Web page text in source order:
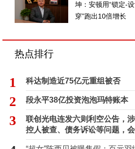
坤：安顿用“锁定-
穿”跑出10倍增长
热点排行
1 科达制造近75亿元重组被否
2 段永平38亿投资泡泡玛特账本
3
联创光电连发六则利空公告，
控人被查、债务诉讼等问题，
事务所曾出具“保留意见”